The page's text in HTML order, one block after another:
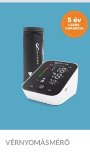
VÉRNYOMÁSMÉRŐ